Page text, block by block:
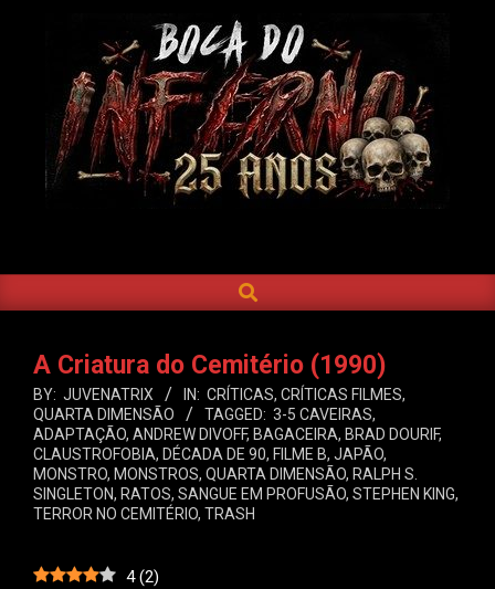
DO
INFERNO
Navigation
SEARCH
A Criatura do Cemitério (1990)
BY: JUVENATRIX IN: CRÍTICAS, CRÍTICAS FILMES,
QUARTA DIMENSÃO
TAGGED: 3-5 CAVEIRAS,
ADAPTAÇÃO, ANDREW DIVOFF, BAGACEIRA, BRAD DOURIF,
CLAUSTROFOBIA, DÉCADA DE 90, FILME B, JAPÃO,
MONSTRO, MONSTROS, QUARTA DIMENSÃO, RALPH S.
SINGLETON, RATOS, SANGUE EM PROFUSÃO, STEPHEN KING,
TERROR NO CEMITÉRIO, TRASH
4 (2)